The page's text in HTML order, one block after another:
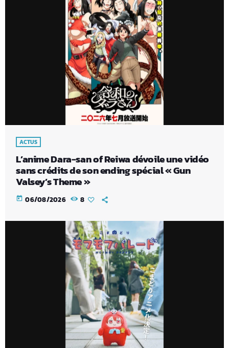
ACTUS
L’anime Dara-san of Reiwa dévoile une vidéo
sans crédits de son ending spécial « Gun
Valsey’s Theme »
today 06/08/2026 8